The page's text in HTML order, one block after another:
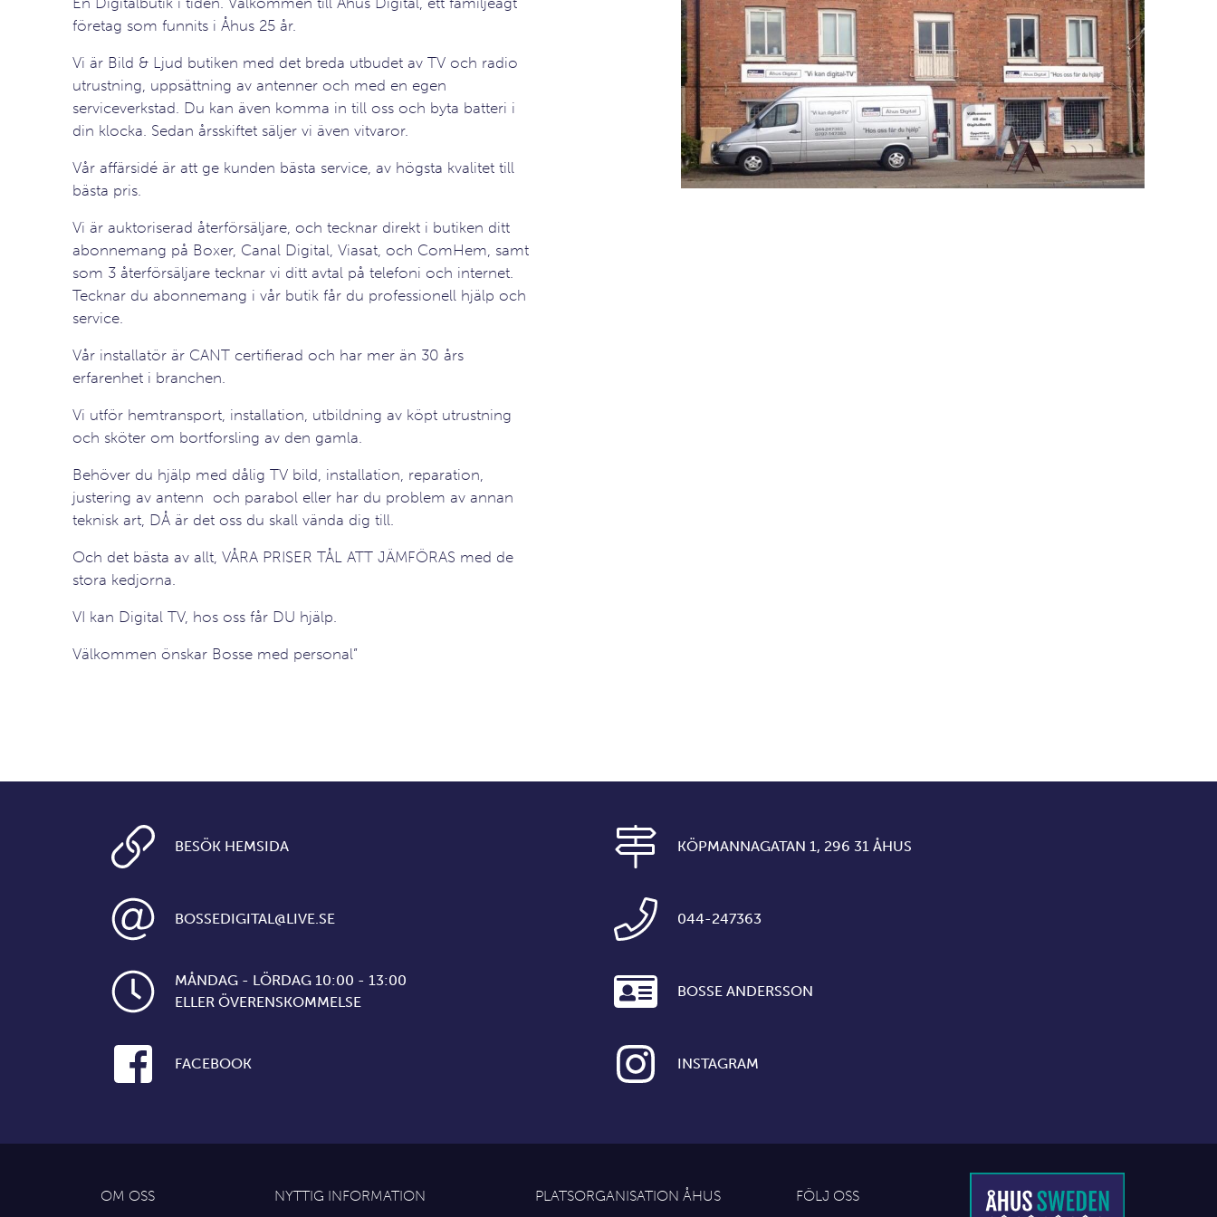
företag som funnits i Åhus 25 år.
Vi är Bild & Ljud butiken med det breda utbudet av TV och radio
utrustning, uppsättning av antenner och med en egen
serviceverkstad. Du kan även komma in till oss och byta batteri i
din klocka. Sedan årsskiftet säljer vi även vitvaror.
Vår affärsidé är att ge kunden bästa service, av högsta kvalitet till
bästa pris.
Vi är auktoriserad återförsäljare, och tecknar direkt i butiken ditt
abonnemang på Boxer, Canal Digital, Viasat, och ComHem, samt
som 3 återförsäljare tecknar vi ditt avtal på telefoni och internet.
Tecknar du abonnemang i vår butik får du professionell hjälp och
service.
Vår installatör är CANT certifierad och har mer än 30 års
erfarenhet i branchen.
Vi utför hemtransport, installation, utbildning av köpt utrustning
och sköter om bortforsling av den gamla.
Behöver du hjälp med dålig TV bild, installation, reparation,
justering av antenn och parabol eller har du problem av annan
teknisk art, DÅ är det oss du skall vända dig till.
Och det bästa av allt, VÅRA PRISER TÅL ATT JÄMFÖRAS med de
stora kedjorna.
VI kan Digital TV, hos oss får DU hjälp.
Välkommen önskar Bosse med personal”
BESÖK HEMSIDA KÖPMANNAGATAN 1, 296 31 ÅHUS
BOSSEDIGITAL@LIVE.SE 044-247363
MÅNDAG - LÖRDAG 10:00 - 13:00
ELLER ÖVERENSKOMMELSE
BOSSE ANDERSSON
FACEBOOK INSTAGRAM
OM OSS NYTTIG INFORMATION PLATSORGANISATION ÅHUS FÖLJ OSS